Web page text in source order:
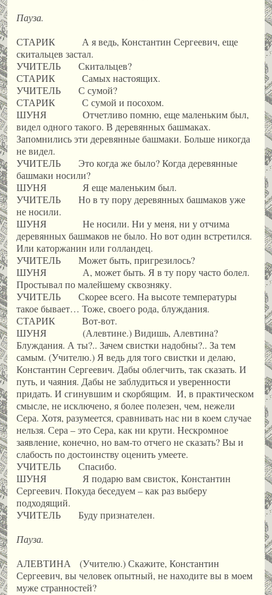
Пауза.
СТАРИК А я ведь, Константин Сергеевич, еще
скитальцев застал.
УЧИТЕЛЬ Скитальцев?
СТАРИК Самых настоящих.
УЧИТЕЛЬ С сумой?
СТАРИК С сумой и посохом.
ШУНЯ Отчетливо помню, еще маленьким был,
видел одного такого. В деревянных башмаках.
Запомнились эти деревянные башмаки. Больше никогда
не видел.
УЧИТЕЛЬ Это когда же было? Когда деревянные
башмаки носили?
ШУНЯ Я еще маленьким был.
УЧИТЕЛЬ Но в ту пору деревянных башмаков уже
не носили.
ШУНЯ Не носили. Ни у меня, ни у отчима
деревянных башмаков не было. Но вот один встретился.
Или каторжанин или голландец.
УЧИТЕЛЬ Может быть, пригрезилось?
ШУНЯ А, может быть. Я в ту пору часто болел.
Простывал по малейшему сквозняку.
УЧИТЕЛЬ Скорее всего. На высоте температуры
такое бывает… Тоже, своего рода, блуждания.
СТАРИК Вот-вот.
ШУНЯ (Алевтине.) Видишь, Алевтина?
Блуждания. А ты?.. Зачем свистки надобны?.. За тем
самым. (Учителю.) Я ведь для того свистки и делаю,
Константин Сергеевич. Дабы облегчить, так сказать. И
путь, и чаяния. Дабы не заблудиться и уверенности
придать. И сгинувшим и скорбящим. И, в практическом
смысле, не исключено, я более полезен, чем, нежели
Сера. Хотя, разумеется, сравнивать нас ни в коем случае
нельзя. Сера – это Сера, как ни крути. Нескромное
заявление, конечно, но вам-то отчего не сказать? Вы и
слабость по достоинству оценить умеете.
УЧИТЕЛЬ Спасибо.
ШУНЯ Я подарю вам свисток, Константин
Сергеевич. Покуда беседуем – как раз выберу
подходящий.
УЧИТЕЛЬ Буду признателен.
Пауза.
АЛЕВТИНА (Учителю.) Скажите, Константин
Сергеевич, вы человек опытный, не находите вы в моем
муже странностей?